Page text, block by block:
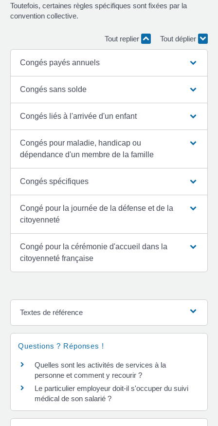
Toutefois, certaines règles spécifiques sont fixées par la
convention collective.
Tout replier Tout déplier
Congés payés annuels
Congés sans solde
Congés liés à l'arrivée d'un enfant
Congés pour maladie, handicap ou
dépendance d'un membre de la famille
Congés spécifiques
Congé pour la journée de la défense et de la
citoyenneté
Congé pour la cérémonie d'accueil dans la
citoyenneté française
Textes de référence
Questions ? Réponses !
Quelles sont les activités de services à la
personne et comment y recourir ?
Le particulier employeur doit-il s'occuper du suivi
médical de son salarié ?